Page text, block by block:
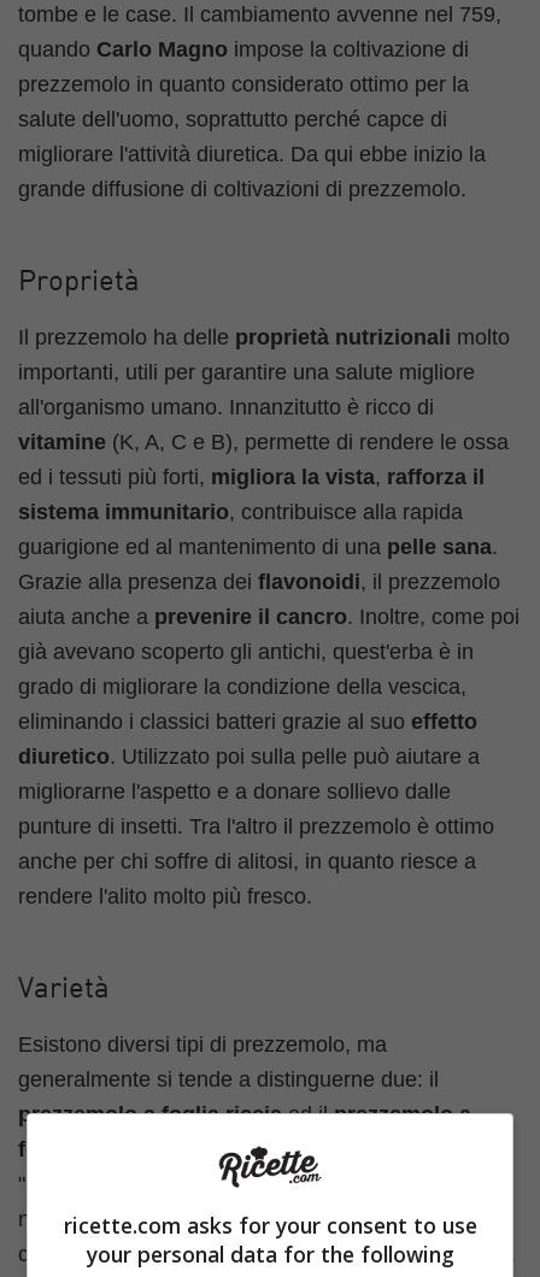
tombe e le case. Il cambiamento avvenne nel 759,
quando Carlo Magno impose la coltivazione di
prezzemolo in quanto considerato ottimo per la
salute dell'uomo, soprattutto perché capce di
migliorare l'attività diuretica. Da qui ebbe inizio la
grande diffusione di coltivazioni di prezzemolo.
Proprietà
Il prezzemolo ha delle proprietà nutrizionali molto
importanti, utili per garantire una salute migliore
all'organismo umano. Innanzitutto è ricco di
vitamine (K, A, C e B), permette di rendere le ossa
ed i tessuti più forti, migliora la vista, rafforza il
sistema immunitario, contribuisce alla rapida
guarigione ed al mantenimento di una pelle sana.
Grazie alla presenza dei flavonoidi, il prezzemolo
aiuta anche a prevenire il cancro. Inoltre, come poi
già avevano scoperto gli antichi, quest'erba è in
grado di migliorare la condizione della vescica,
eliminando i classici batteri grazie al suo effetto
diuretico. Utilizzato poi sulla pelle può aiutare a
migliorarne l'aspetto e a donare sollievo dalle
punture di insetti. Tra l'altro il prezzemolo è ottimo
anche per chi soffre di alitosi, in quanto riesce a
rendere l'alito molto più fresco.
Varietà
Esistono diversi tipi di prezzemolo, ma
generalmente si tende a distinguerne due: il
prezzemolo a foglia ricciaed ilprezzemolo a
foglia liscia
, quest'ultimo è anche detto
"prezzemolo napoletano". Entrambi sono coltivati
nelle zone del Mediterraneo, ma solitamente in
cucina si opta di più per il prezzemolo a foglia liscia.
ricette.com asks for your consent to use
your personal data for the following